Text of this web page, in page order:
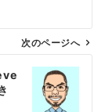
次のページへ